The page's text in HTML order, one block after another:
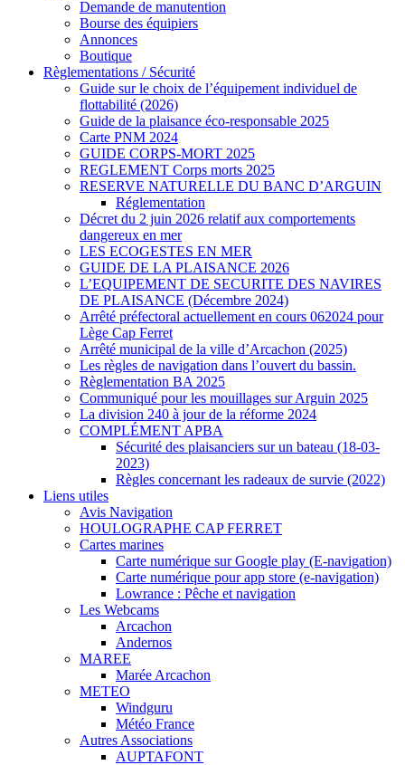
Demande de manutention
Bourse des équipiers
Annonces
Boutique
Règlementations / Sécurité
Guide sur le choix de l’équipement individuel de
flottabilité (2026)
Guide de la plaisance éco-responsable 2025
Carte PNM 2024
GUIDE CORPS-MORT 2025
REGLEMENT Corps morts 2025
RESERVE NATURELLE DU BANC D’ARGUIN
Réglementation
Décret du 2 juin 2026 relatif aux comportements
dangereux en mer
LES ECOGESTES EN MER
GUIDE DE LA PLAISANCE 2026
L’EQUIPEMENT DE SECURITE DES NAVIRES
DE PLAISANCE (Décembre 2024)
Arrêté préfectoral actuellement en cours 062024 pour
Lège Cap Ferret
Arrêté municipal de la ville d’Arcachon (2025)
Les règles de navigation dans l’ouvert du bassin.
Règlementation BA 2025
Communiqué pour les mouillages sur Arguin 2025
La division 240 à jour de la réforme 2024
COMPLÉMENT APBA
Sécurité des plaisanciers sur un bateau (18-03-
2023)
Règles concernant les radeaux de survie (2022)
Liens utiles
Avis Navigation
HOULOGRAPHE CAP FERRET
Cartes marines
Carte numérique sur Google play (E-navigation)
Carte numérique pour app store (e-navigation)
Lowrance : Pêche et navigation
Les Webcams
Arcachon
Andernos
MAREE
Marée Arcachon
METEO
Windguru
Météo France
Autres Associations
AUPTAFONT